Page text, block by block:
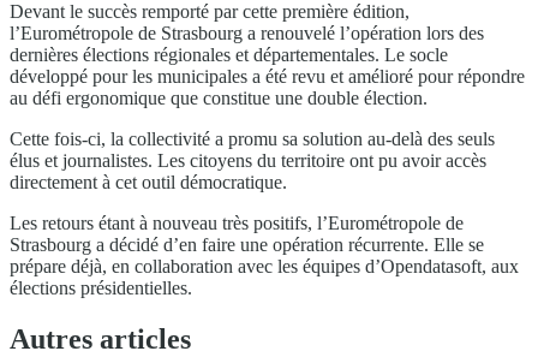
Devant le succès remporté par cette première édition,
l’Eurométropole de Strasbourg a renouvelé l’opération lors des
dernières élections régionales et départementales. Le socle
développé pour les municipales a été revu et amélioré pour répondre
au défi ergonomique que constitue une double élection.
Cette fois-ci, la collectivité a promu sa solution au-delà des seuls
élus et journalistes. Les citoyens du territoire ont pu avoir accès
directement à cet outil démocratique.
Les retours étant à nouveau très positifs, l’Eurométropole de
Strasbourg a décidé d’en faire une opération récurrente. Elle se
prépare déjà, en collaboration avec les équipes d’Opendatasoft, aux
élections présidentielles.
Autres articles